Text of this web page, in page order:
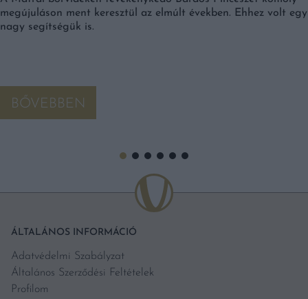
megújuláson ment keresztül az elmúlt években. Ehhez volt egy
nagy segítségük is.
BŐVEBBEN
ÁLTALÁNOS INFORMÁCIÓ
Adatvédelmi Szabályzat
Általános Szerződési Feltételek
Profilom